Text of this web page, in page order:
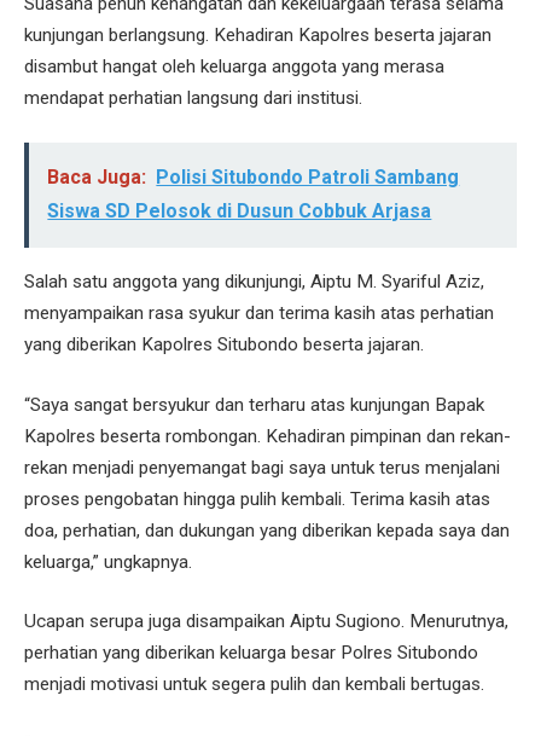
kunjungan berlangsung. Kehadiran Kapolres beserta jajaran
disambut hangat oleh keluarga anggota yang merasa
mendapat perhatian langsung dari institusi.
Baca Juga:
Polisi Situbondo Patroli Sambang
Siswa SD Pelosok di Dusun Cobbuk Arjasa
Salah satu anggota yang dikunjungi, Aiptu M. Syariful Aziz,
menyampaikan rasa syukur dan terima kasih atas perhatian
yang diberikan Kapolres Situbondo beserta jajaran.
“Saya sangat bersyukur dan terharu atas kunjungan Bapak
Kapolres beserta rombongan. Kehadiran pimpinan dan rekan-
rekan menjadi penyemangat bagi saya untuk terus menjalani
proses pengobatan hingga pulih kembali. Terima kasih atas
doa, perhatian, dan dukungan yang diberikan kepada saya dan
keluarga,” ungkapnya.
Ucapan serupa juga disampaikan Aiptu Sugiono. Menurutnya,
perhatian yang diberikan keluarga besar Polres Situbondo
menjadi motivasi untuk segera pulih dan kembali bertugas.